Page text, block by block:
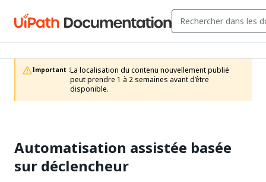
Important :La localisation du contenu nouvellement publié
peut prendre 1 à 2 semaines avant d’être
disponible.
Automatisation assistée basée
sur déclencheur